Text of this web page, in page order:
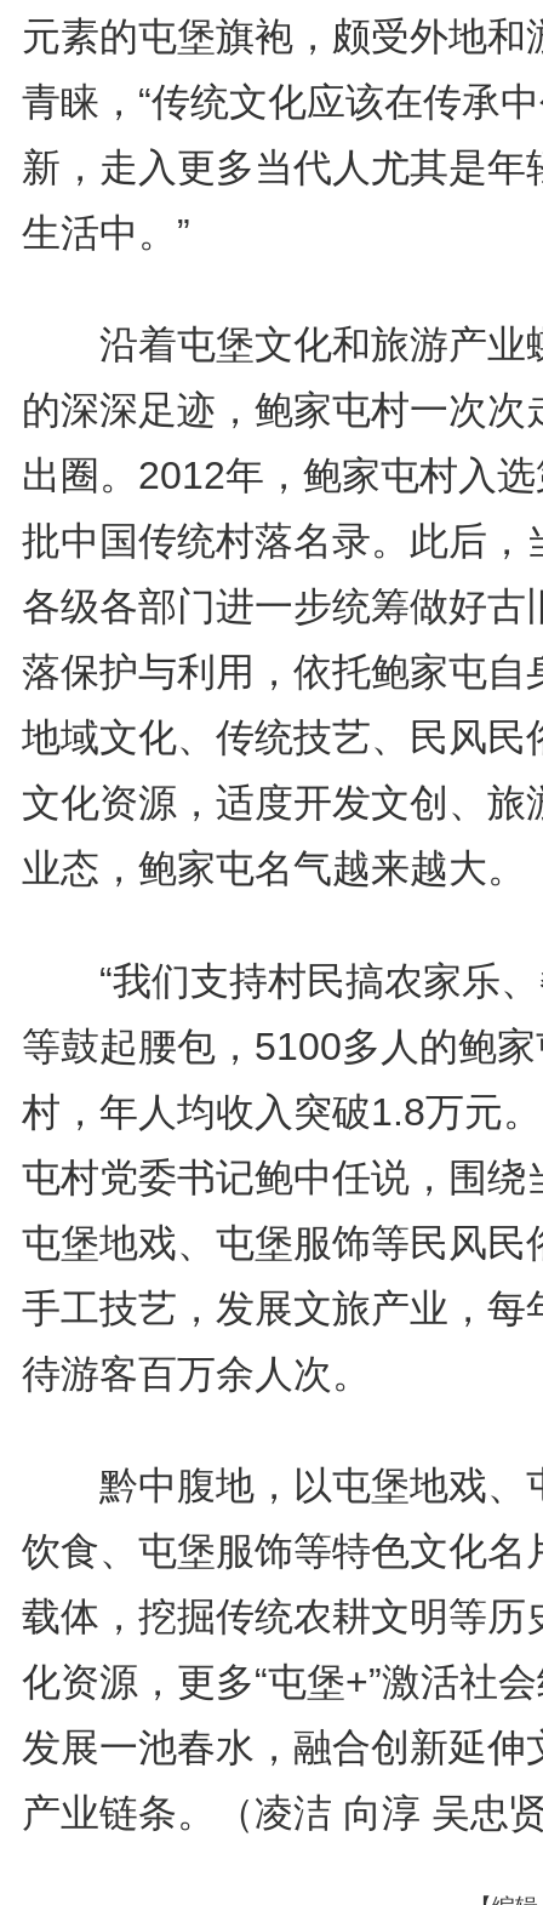
元素的屯堡旗袍，颇受外地和
青睐，“传统文化应该在传承
新，走入更多当代人尤其是年
生活中。”
沿着屯堡文化和旅游产业
的深深足迹，鲍家屯村一次次
出圈。2012年，鲍家屯村入
批中国传统村落名录。此后，
各级各部门进一步统筹做好古
落保护与利用，依托鲍家屯自
地域文化、传统技艺、民风民
文化资源，适度开发文创、旅
业态，鲍家屯名气越来越大。
“我们支持村民搞农家乐、
等鼓起腰包，5100多人的鲍
村，年人均收入突破1.8万元
屯村党委书记鲍中任说，围绕
屯堡地戏、屯堡服饰等民风民
手工技艺，发展文旅产业，每
待游客百万余人次。
黔中腹地，以屯堡地戏、
饮食、屯堡服饰等特色文化名
载体，挖掘传统农耕文明等历
化资源，更多“屯堡+”激活社
发展一池春水，融合创新延伸
产业链条。（凌洁 向淳 吴忠